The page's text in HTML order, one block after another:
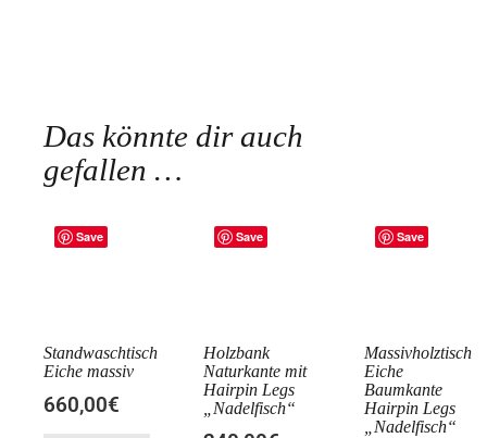
Das könnte dir auch
gefallen …
Save
Standwaschtisch
Eiche massiv
660,00€
Save
Holzbank
Naturkante mit
Hairpin Legs
„Nadelfisch“
Save
Massivholztisch
Eiche
Baumkante
Hairpin Legs
„Nadelfisch“